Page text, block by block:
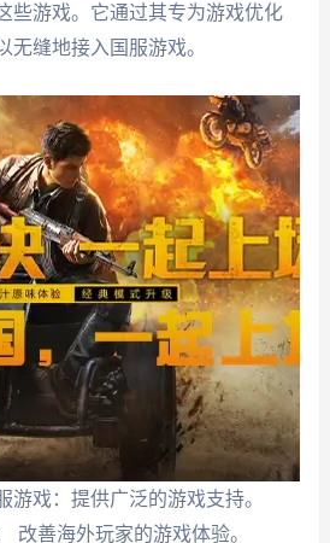
些游戏。它通过其专为游戏优化
无缝地接入国服游戏。
游戏：提供广泛的游戏支持。
改善海外玩家的游戏体验。